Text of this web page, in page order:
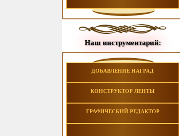
Наш инструментарий:
ДОБАВЛЕНИЕ НАГРАД
КОНСТРУКТОР ЛЕНТЫ
ГРАФИЧЕСКИЙ РЕДАКТОР